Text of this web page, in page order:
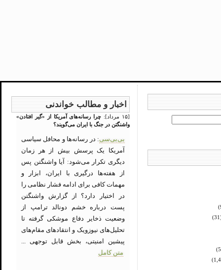
اخبار و مطالب خواندنی
[۱۵ مرداد]:
چرا رسانه‌های آمریکا از «گیر افتادن»
واشنگتن در جنگ با ایران می‌گویند؟
بی‌بی‌سی: در رسانه‌ها و محافل سیاسی
آمریکا یک پرسش بیش از هر زمان
دیگری تکرار می‌شود: آیا واشنگتن پس
از هفته‌ها درگیری با ایران، ابزار و
مهمات کافی برای ادامه فشار نظامی را
در اختیار دارد؟ از گزارش واشنگتن
پست درباره خشم دونالد ترامپ از
وضعیت ذخایر دفاع موشکی گرفته تا
تحلیل‌های نیوزویک و انتقادهای مقام‌های
پیشین امنیتی، بخش قابل توجهی ...
متن کامل